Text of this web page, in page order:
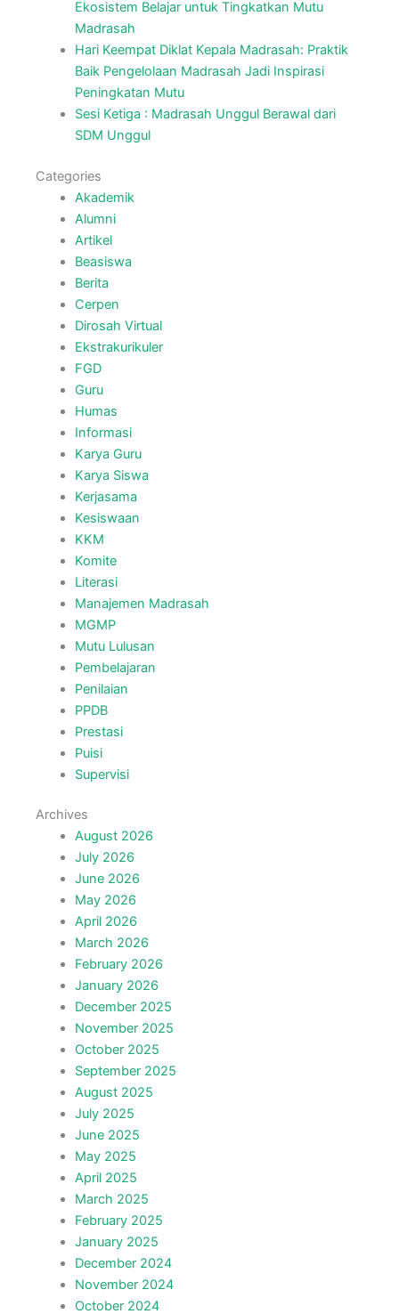
Ekosistem Belajar untuk Tingkatkan Mutu
Madrasah
Hari Keempat Diklat Kepala Madrasah: Praktik
Baik Pengelolaan Madrasah Jadi Inspirasi
Peningkatan Mutu
Sesi Ketiga : Madrasah Unggul Berawal dari
SDM Unggul
Categories
Akademik
Alumni
Artikel
Beasiswa
Berita
Cerpen
Dirosah Virtual
Ekstrakurikuler
FGD
Guru
Humas
Informasi
Karya Guru
Karya Siswa
Kerjasama
Kesiswaan
KKM
Komite
Literasi
Manajemen Madrasah
MGMP
Mutu Lulusan
Pembelajaran
Penilaian
PPDB
Prestasi
Puisi
Supervisi
Archives
August 2026
July 2026
June 2026
May 2026
April 2026
March 2026
February 2026
January 2026
December 2025
November 2025
October 2025
September 2025
August 2025
July 2025
June 2025
May 2025
April 2025
March 2025
February 2025
January 2025
December 2024
November 2024
October 2024